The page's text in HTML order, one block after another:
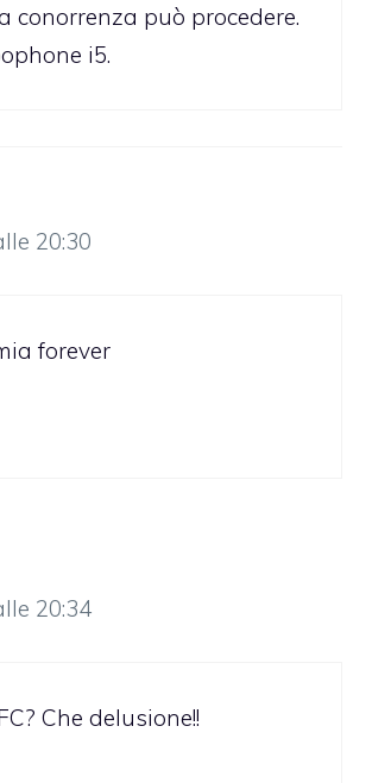
conorrenza può procedere.
i5.
20:30
forever
20:34
Che delusione!!